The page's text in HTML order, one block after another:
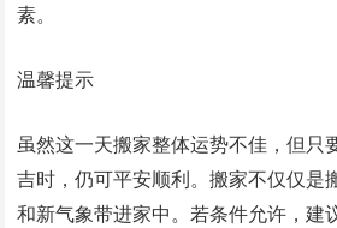
素。
温馨提示
虽然这一天搬家整体运势不佳，但只
吉时，仍可平安顺利。搬家不仅仅是
和新气象带进家中。若条件允许，建